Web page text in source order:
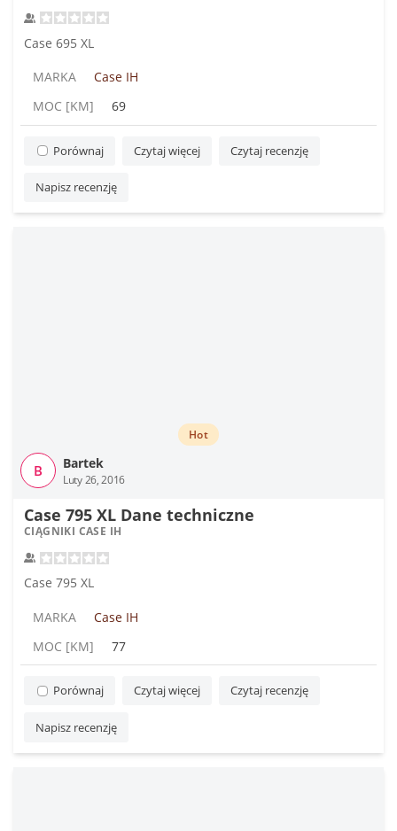
Case 695 XL
MARKA
Case IH
MOC [KM]
69
Porównaj Czytaj więcej Czytaj recenzję
Napisz recenzję
B Bartek
Luty 26, 2016
Hot
Case 795 XL Dane techniczne
CIĄGNIKI CASE IH
Case 795 XL
MARKA
Case IH
MOC [KM]
77
Porównaj Czytaj więcej Czytaj recenzję
Napisz recenzję